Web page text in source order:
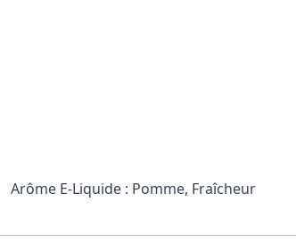
Arôme E-Liquide : Pomme, Fraîcheur